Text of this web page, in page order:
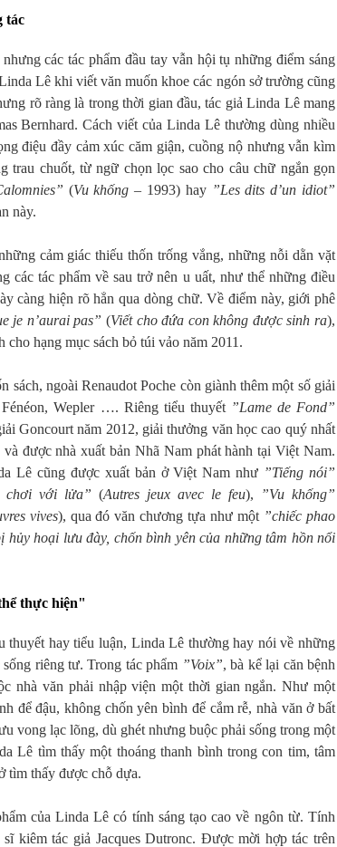
tác
các tác phẩm đầu tay vẫn hội tụ những điểm sáng
Lê khi viết văn muốn khoe các ngón sở trường cũng
rõ ràng là trong thời gian đầu, tác giả Linda Lê mang
Bernhard. Cách viết của Linda Lê thường dùng nhiều
điệu đầy cảm xúc căm giận, cuồng nộ nhưng vẫn kìm
trau chuốt, từ ngữ chọn lọc sao cho câu chữ ngắn gọn
(Vu khống – 1993) hay ”Les dits d’un idiot”
này.
cảm giác thiếu thốn trống vắng, những nỗi dằn vặt
các tác phẩm về sau trở nên u uất, như thể những điều
càng hiện rõ hẳn qua dòng chữ. Về điểm này, giới phê
je n’aurai pas” (Viết cho đứa con không được sinh ra),
hạng mục sách bỏ túi vảo năm 2011.
sách, ngoài Renaudot Poche còn giành thêm một số giải
Wepler …. Riêng tiểu thuyết ”Lame de Fond”
Goncourt năm 2012, giải thưởng văn học cao quý nhất
được nhà xuất bản Nhã Nam phát hành tại Việt Nam.
Lê cũng được xuất bản ở Việt Nam như ”Tiếng nói”
chơi với lửa” (Autres jeux avec le feu), ”Vu khống”
vives), qua đó văn chương tựa như một ”chiếc phao
hủy hoại lưu đày, chốn bình yên của những tâm hồn nổi
thực hiện"
thuyết hay tiểu luận, Linda Lê thường hay nói về những
riêng tư. Trong tác phẩm ”Voix”, bà kể lại căn bệnh
nhà văn phải nhập viện một thời gian ngắn. Như một
để đậu, không chốn yên bình để cắm rễ, nhà văn ở bất
vong lạc lõng, dù ghét nhưng buộc phải sống trong một
Lê tìm thấy một thoáng thanh bình trong con tim, tâm
tìm thấy được chỗ dựa.
của Linda Lê có tính sáng tạo cao về ngôn từ. Tính
kiêm tác giả Jacques Dutronc. Được mời hợp tác trên